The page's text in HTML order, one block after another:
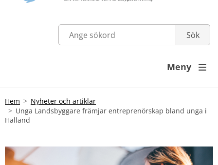
Meny 
Hem
Nyheter och artiklar
Unga Landsbyggare främjar entreprenörskap bland unga i
Halland